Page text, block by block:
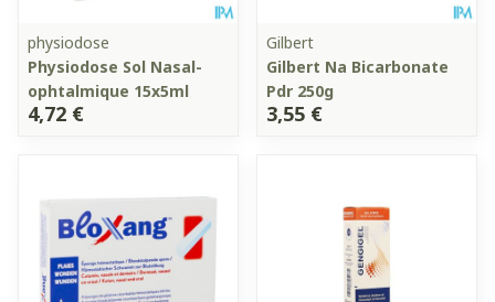
physiodose
Physiodose Sol Nasal-
ophtalmique 15x5ml
4,72 €
Gilbert
Gilbert Na Bicarbonate
Pdr 250g
3,55 €